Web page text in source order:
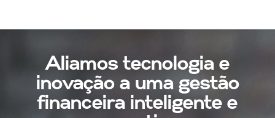
Aliamos tecnologia e
inovação a uma gestão
financeira inteligente e